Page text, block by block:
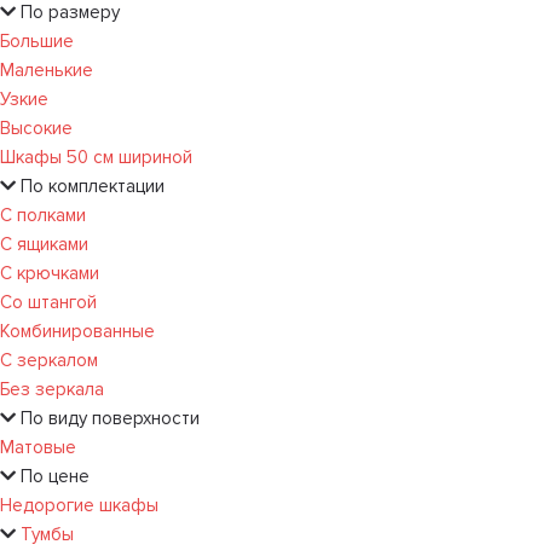
По размеру
Большие
Маленькие
Узкие
Высокие
Шкафы 50 см шириной
По комплектации
С полками
С ящиками
С крючками
Со штангой
Комбинированные
С зеркалом
Без зеркала
По виду поверхности
Матовые
По цене
Недорогие шкафы
Тумбы